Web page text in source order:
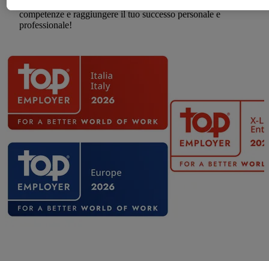
competenze e raggiungere il tuo successo personale e
professionale!
momento con effetto per il futuro, sono disponibili nella nostra
Le nostre informazioni legali sono consultabili qui.